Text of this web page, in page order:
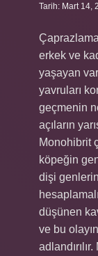
Tarih: Mart 14,
erkek ve
yaşayan
yavruları
geçmenin
açıların
Monohibrit
köpeğin
dişi
düşünen
ve bu